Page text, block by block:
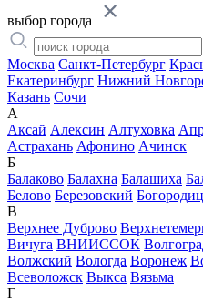
выбор города
Москва Санкт-Петербург
Екатеринбург Нижний
Казань Сочи
А
Аксай Алексин Алтуховка
Астрахань Афонино Ачинск
Б
Балаково Балахна Балашиха
Белово Березовский
В
Верхнее Дуброво
Вичуга ВНИИССОК
Волжский Вологда Воронеж
Всеволожск Выкса Вязьма
Г